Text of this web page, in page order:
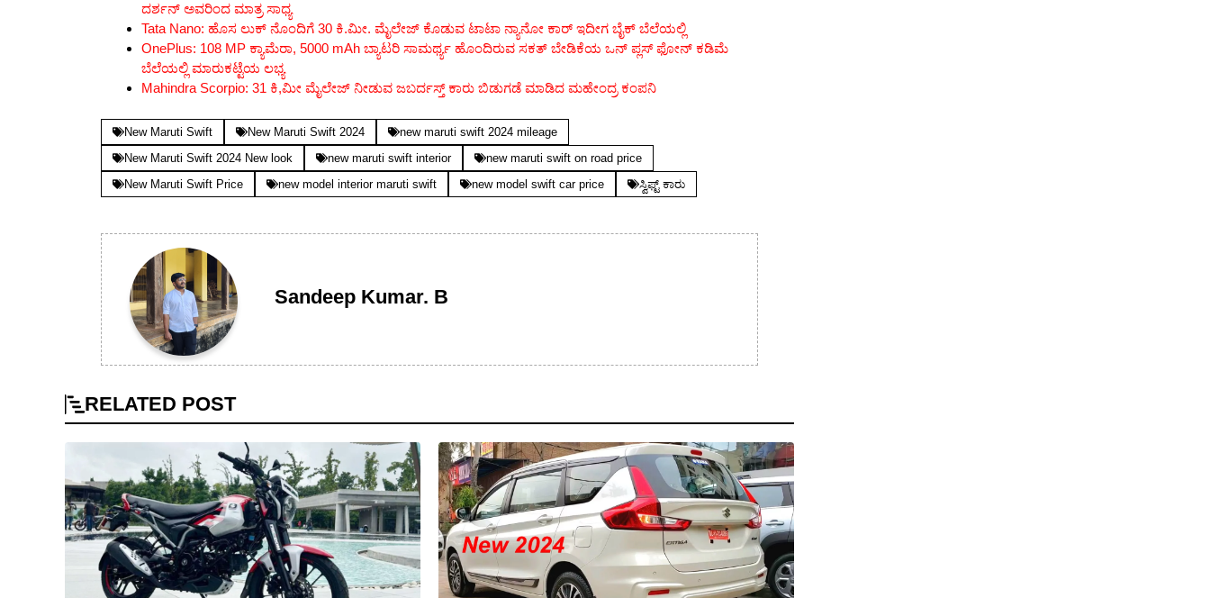
ದರ್ಶನ್ ಅವರಿಂದ ಮಾತ್ರ ಸಾಧ್ಯ
Tata Nano: ಹೊಸ ಲುಕ್ ನೊಂದಿಗೆ 30 ಕಿ.ಮೀ. ಮೈಲೇಜ್ ಕೊಡುವ ಟಾಟಾ ನ್ಯಾನೋ ಕಾರ್ ಇದೀಗ ಬೈಕ್ ಬೆಲೆಯಲ್ಲಿ
OnePlus: 108 MP ಕ್ಯಾಮೆರಾ, 5000 mAh ಬ್ಯಾಟರಿ ಸಾಮರ್ಥ್ಯ ಹೊಂದಿರುವ ಸಕತ್ ಬೇಡಿಕೆಯ ಒನ್ ಪ್ಲಸ್ ಫೋನ್ ಕಡಿಮೆ
ಬೆಲೆಯಲ್ಲಿ ಮಾರುಕಟ್ಟೆಯ ಲಭ್ಯ
Mahindra Scorpio: 31 ಕಿ,ಮೀ ಮೈಲೇಜ್ ನೀಡುವ ಜಬರ್ದಸ್ತ್ ಕಾರು ಬಿಡುಗಡೆ ಮಾಡಿದ ಮಹೇಂದ್ರ ಕಂಪನಿ
New Maruti Swift New Maruti Swift 2024
new maruti swift 2024 mileage
New Maruti Swift 2024 New look
new maruti swift interior
new maruti swift on road price
New Maruti Swift Price
new model interior maruti swift new model swift car price ಸ್ವಿಫ್ಟ್ ಕಾರು
Sandeep Kumar. B
RELATED POST